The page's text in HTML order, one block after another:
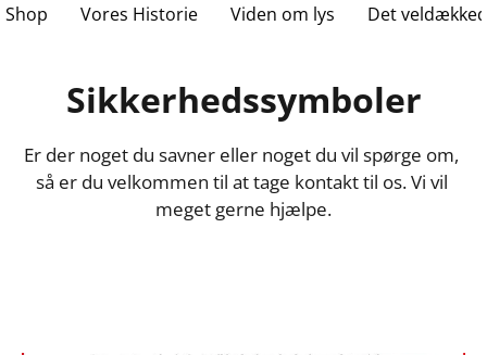
Shop Vores Historie Viden om lys Det
Sikkerhedssymboler
Er der noget du savner eller noget du vil spørge om,
så er du velkommen til at tage kontakt til os. Vi vil
meget gerne hjælpe.